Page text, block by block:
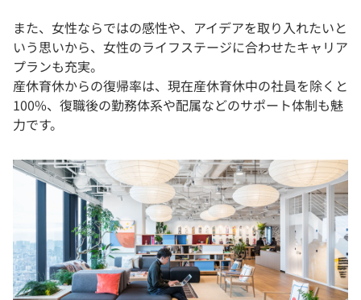
また、女性ならではの感性や、アイデアを取り入れたいと
いう思いから、女性のライフステージに合わせたキャリア
プランも充実。
産休育休からの復帰率は、現在産休育休中の社員を除くと
100%、復職後の勤務体系や配属などのサポート体制も魅
力です。